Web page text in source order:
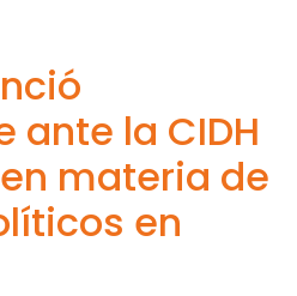
ante la CIDH
materia de
en